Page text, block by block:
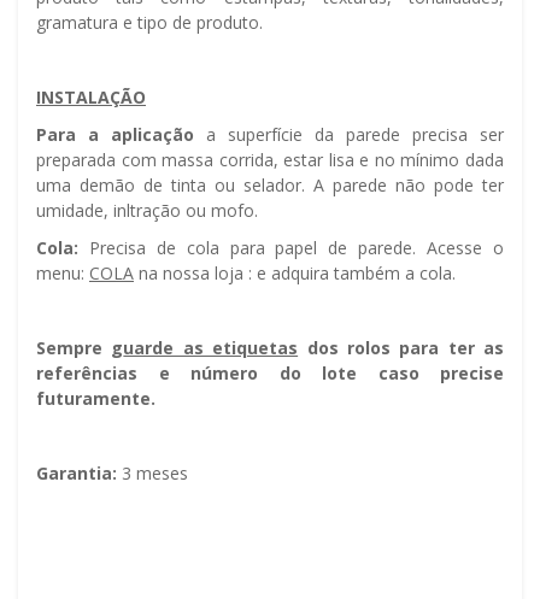
gramatura e tipo de produto.
INSTALAÇÃO
Para a aplicação a superfície da parede precisa ser
preparada com massa corrida, estar lisa e no mínimo dada
uma demão de tinta ou selador. A parede não pode ter
umidade, infiltração ou mofo.
Cola: Precisa de cola para papel de parede. Acesse o
menu: COLA na nossa loja : e adquira também a cola.
Sempre guarde as etiquetas dos rolos para ter as
referências e número do lote caso precise
futuramente.
Garantia: 3 meses